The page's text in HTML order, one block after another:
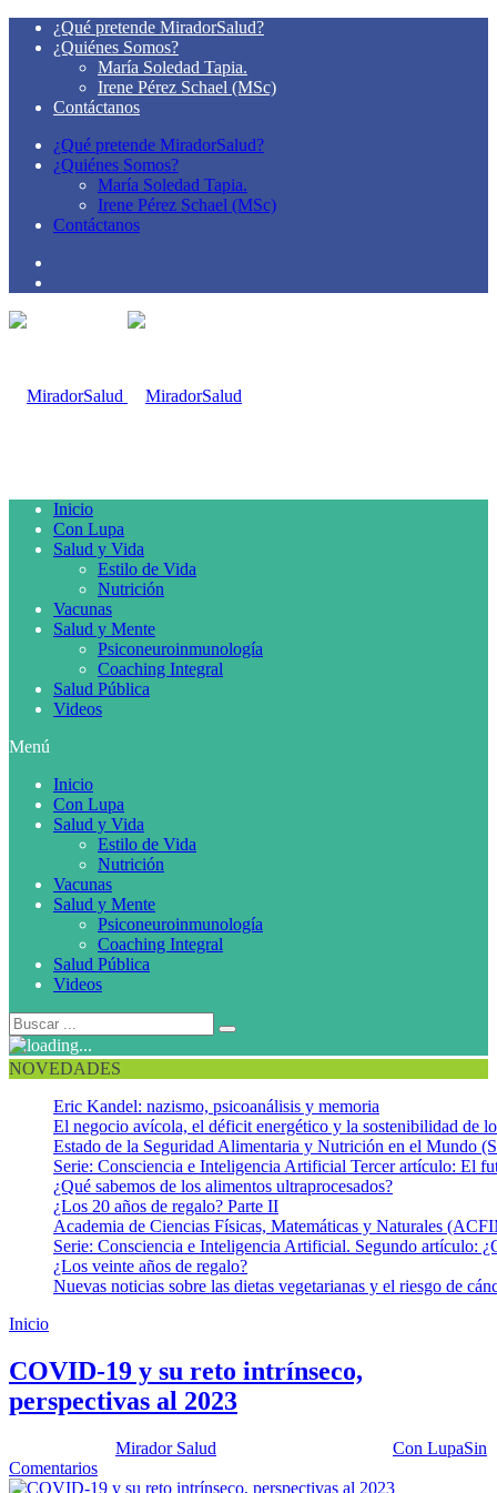
¿Qué pretende MiradorSalud?
¿Quiénes Somos?
María Soledad Tapia.
Irene Pérez Schael (MSc)
Contáctanos
¿Qué pretende MiradorSalud?
¿Quiénes Somos?
María Soledad Tapia.
Irene Pérez Schael (MSc)
Contáctanos
Inicio
Con Lupa
Salud y Vida
Estilo de Vida
Nutrición
Vacunas
Salud y Mente
Psiconeuroinmunología
Coaching Integral
Salud Pública
Videos
Menú
Inicio
Con Lupa
Salud y Vida
Estilo de Vida
Nutrición
Vacunas
Salud y Mente
Psiconeuroinmunología
Coaching Integral
Salud Pública
Videos
NOVEDADES
Eric Kandel: nazismo, psicoanálisis y memoria
El negocio avícola, el déficit energético y la sostenibilidad de
Estado de la Seguridad Alimentaria y Nutrición en el Mundo
Serie: Consciencia e Inteligencia Artificial Tercer artículo: El
¿Qué sabemos de los alimentos ultraprocesados?
¿Los 20 años de regalo? Parte II
Academia de Ciencias Físicas, Matemáticas y Naturales
Serie: Consciencia e Inteligencia Artificial. Segundo artículo:
¿Los veinte años de regalo?
Nuevas noticias sobre las dietas vegetarianas y el riesgo de
Inicio
COVID-19 y su reto intrínseco,
perspectivas al 2023
Mirador Salud Con LupaSin
Comentarios